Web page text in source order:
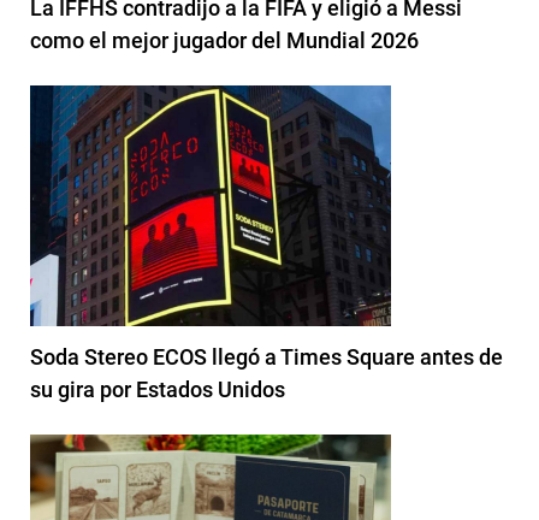
La IFFHS contradijo a la FIFA y eligió a Messi
como el mejor jugador del Mundial 2026
Soda Stereo ECOS llegó a Times Square antes de
su gira por Estados Unidos